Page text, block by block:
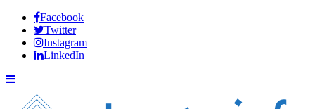
Facebook
Twitter
Instagram
LinkedIn